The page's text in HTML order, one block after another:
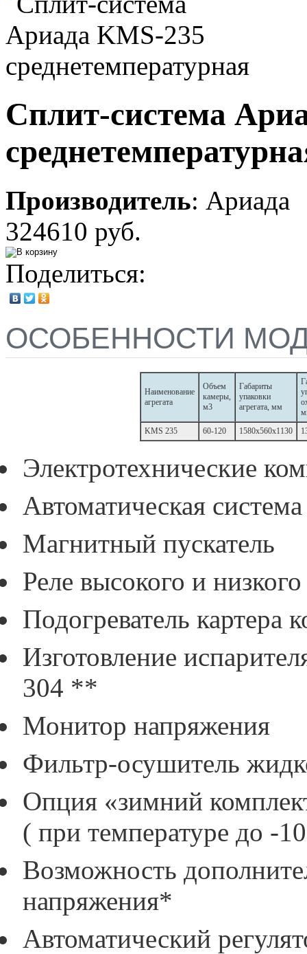
Сплит-система
Производитель: Ариада
324610 руб.
Поделиться:
ОСОБЕННОСТИ
Наименование
агрегата
Объем
камеры,
м3
Габариты
упаковки
агрегата, мм
KMS 235
60-120 1580x560x1130
Электротехнические
Автоматическая
Магнитный пускатель
Реле высокого и
Подогреватель картера
Изготовление
304 **
Монитор напряжения
Фильтр-осушитель
Опция «зимний
( при температуре до -
Возможность
напряжения*
Автоматический